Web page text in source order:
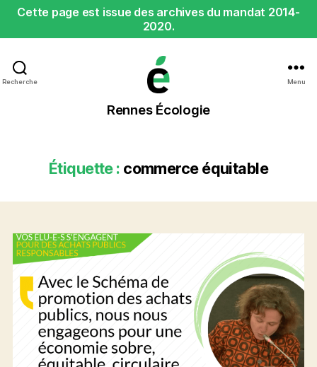
Cette page est issue des archives du mandat 2014-
2020.
Recherche
Rennes
Écologie
Rennes Écologie
Menu
Étiquette : commerce équitable